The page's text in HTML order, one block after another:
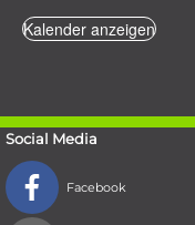
Kalender anzeigen
Social Media
Facebook